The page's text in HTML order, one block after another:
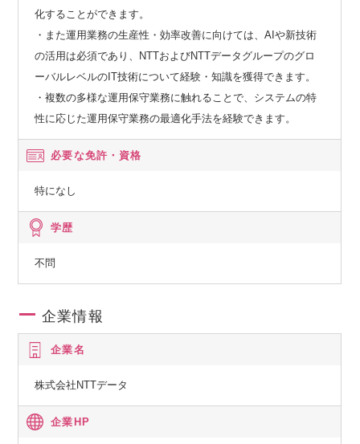
化することができます。
・また運用業務の生産性・効率改善に向けては、AIや新技術
の活用は必須であり、NTTおよびNTTデータグループのグロ
ーバルレベルのIT技術について経験・知識を獲得できます。
・複数の多様な運用保守業務に触れることで、システムの特
性に応じた運用保守業務の最適化手法を経験できます。
必要な免許・資格
特になし
学歴
不問
企業情報
企業名
株式会社NTTデータ
企業HP